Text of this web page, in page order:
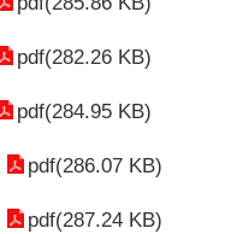
pdf(282.26 KB)
pdf(284.95 KB)
pdf(286.07 KB)
pdf(287.24 KB)